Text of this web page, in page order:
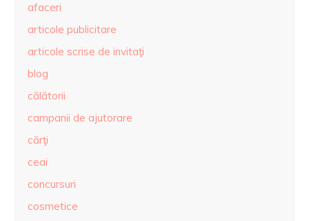
afaceri
articole publicitare
articole scrise de invitaţi
blog
călătorii
campanii de ajutorare
cărţi
ceai
concursuri
cosmetice